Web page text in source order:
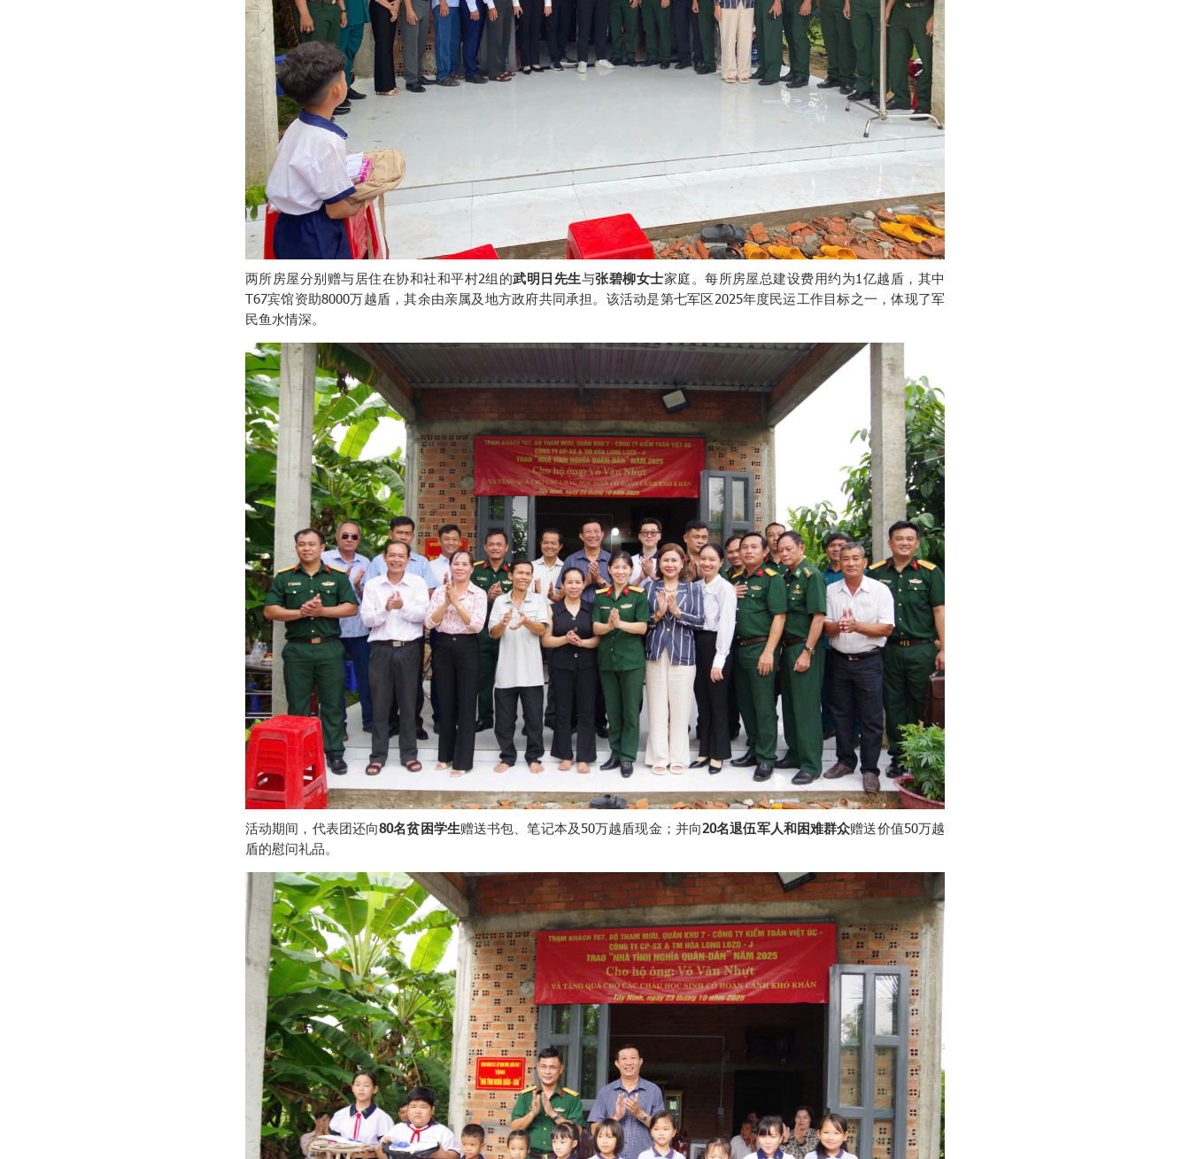
两所房屋分别赠与居住在协和社和平村2组的武明日先生与张碧柳女士家庭。每所房屋总建设费用约为1亿越盾，其中
T67宾馆资助8000万越盾，其余由亲属及地方政府共同承担。该活动是第七军区2025年度民运工作目标之一，体现了军
民鱼水情深。
活动期间，代表团还向80名贫困学生赠送书包、笔记本及50万越盾现金；并向20名退伍军人和困难群众赠送价值50万越
盾的慰问礼品。